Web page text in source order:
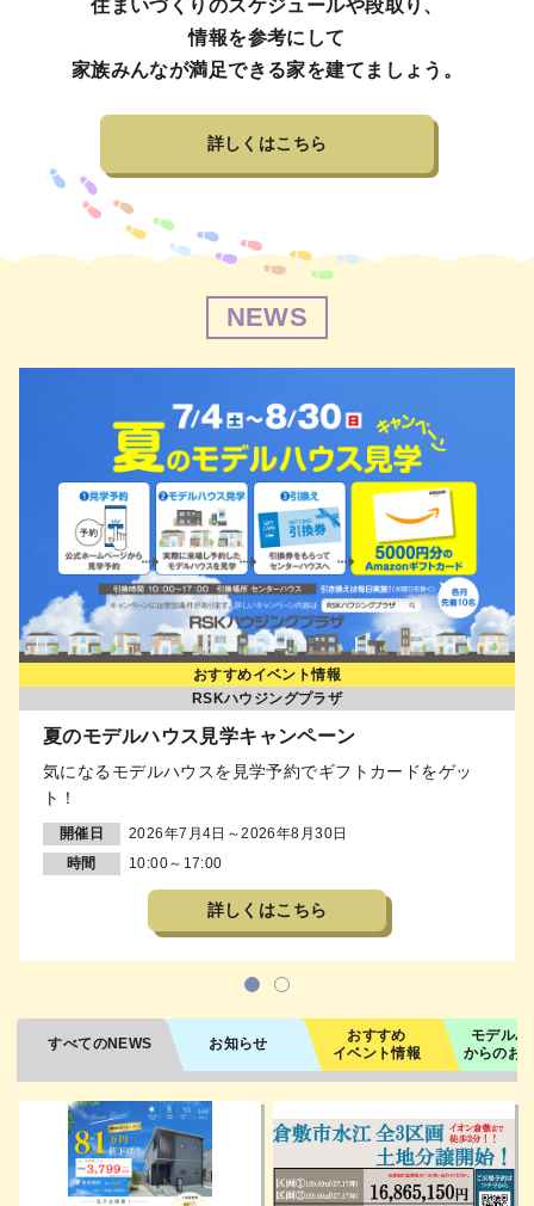
住まいづくりのスケジュールや段取り、
情報を参考にして
家族みんなが満足できる家を建てましょう。
詳しくはこちら
NEWS
おすすめイベント情報
RSKハウジングプラザ
夏のモデルハウス見学キャンペーン
気になるモデルハウスを見学予約でギフトカードをゲッ
ト！
開催日
2026年7月4日～2026年8月30日
時間
10:00～17:00
詳しくはこちら
2
すべてのNEWS お知らせ
おすすめ
イベント情報
モデルハ
からのお